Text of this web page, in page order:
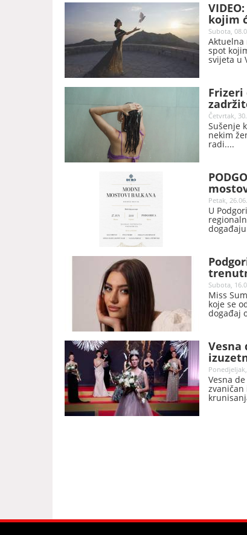
kojim
Subota,
Aktuelna
spot
svijeta u
Frizeri
Četvrtak,
Sušenje
nekim
radi.
Petak,
U
će
(BiH),
Gora).
World
Subota,
Miss
koje se
događaj
ljepote,
Vesna
Vesna
zvaničan